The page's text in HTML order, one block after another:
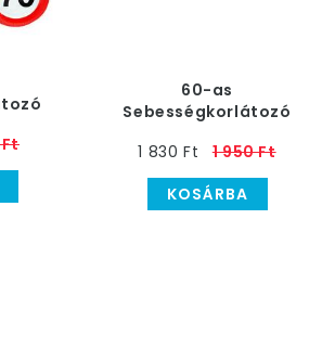
6
Ft
60-as
Sebességkorlátozó
1 830 Ft
1 950 Ft
KOSÁRBA